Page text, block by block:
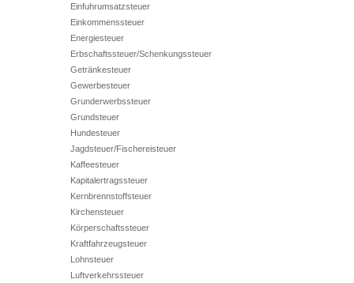
Einfuhrumsatzsteuer
Einkommenssteuer
Energiesteuer
Erbschaftssteuer/Schenkungssteuer
Getränkesteuer
Gewerbesteuer
Grunderwerbssteuer
Grundsteuer
Hundesteuer
Jagdsteuer/Fischereisteuer
Kaffeesteuer
Kapitalertragssteuer
Kernbrennstoffsteuer
Kirchensteuer
Körperschaftssteuer
Kraftfahrzeugsteuer
Lohnsteuer
Luftverkehrssteuer